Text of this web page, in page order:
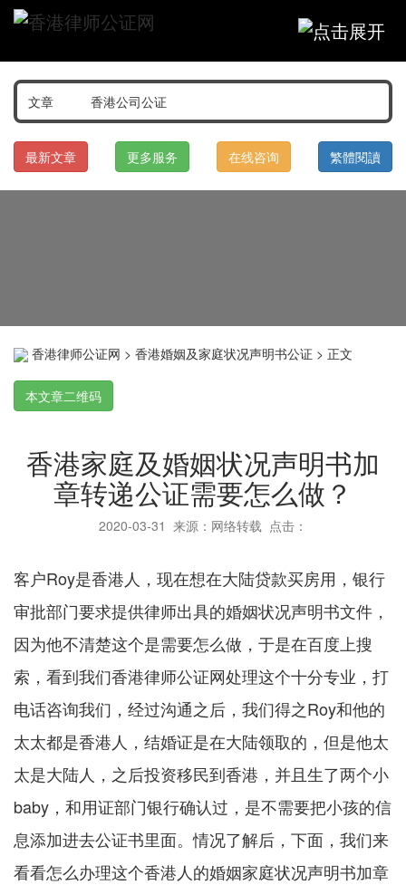
最新文章 更多服务 在线咨询 繁體閱讀
香港律师公证网 > 香港婚姻及家庭状况声明书公证 > 正文
本文章二维码
香港家庭及婚姻状况声明书加
章转递公证需要怎么做？
2020-03-31 来源：网络转载 点击：
客户Roy是香港人，现在想在大陆贷款买房用，银行
审批部门要求提供律师出具的婚姻状况声明书文件，
因为他不清楚这个是需要怎么做，于是在百度上搜
索，看到我们香港律师公证网处理这个十分专业，打
电话咨询我们，经过沟通之后，我们得之Roy和他的
太太都是香港人，结婚证是在大陆领取的，但是他太
太是大陆人，之后投资移民到香港，并且生了两个小
baby，和用证部门银行确认过，是不需要把小孩的信
息添加进去公证书里面。情况了解后，下面，我们来
看看怎么办理这个香港人的婚姻家庭状况声明书加章